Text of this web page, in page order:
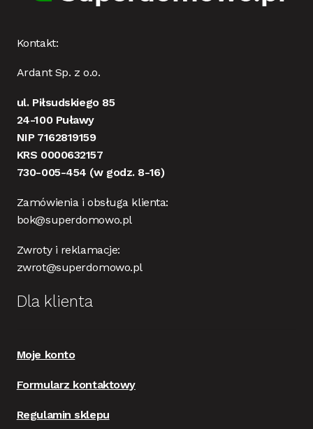
Kontakt:
Ardant Sp. z o.o.
ul. Piłsudskiego 85
24-100 Puławy
NIP 7162819159
KRS 0000632157
730-005-454 (w godz. 8-16)
Zamówienia i obsługa klienta:
bok@superdomowo.pl
Zwroty i reklamacje:
zwrot@superdomowo.pl
Dla klienta
Moje konto
Formularz kontaktowy
Regulamin sklepu